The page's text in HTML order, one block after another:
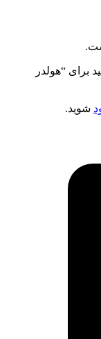
برای “هولدر
شوید.